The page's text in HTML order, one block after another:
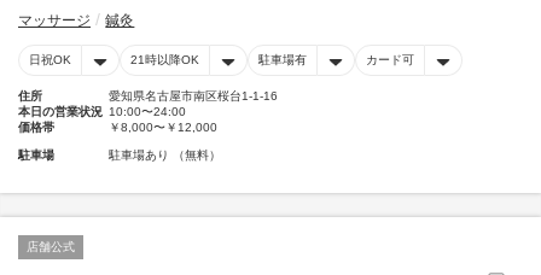
マッサージ 鍼灸
日祝OK 21時以降OK 駐車場有 カード可
住所
愛知県名古屋市南区桜台1-1-16
本日の営業状況 10:00〜24:00
価格帯
￥8,000〜￥12,000
駐車場 駐車場あり （無料）
店舗公式